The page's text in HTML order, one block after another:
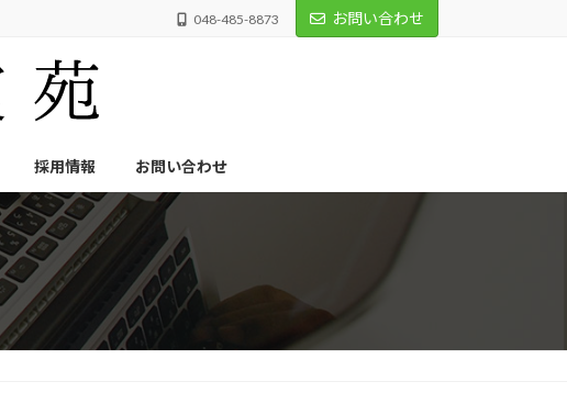
048-485-8873 お問い合わせ
採用情報 お問い合わせ